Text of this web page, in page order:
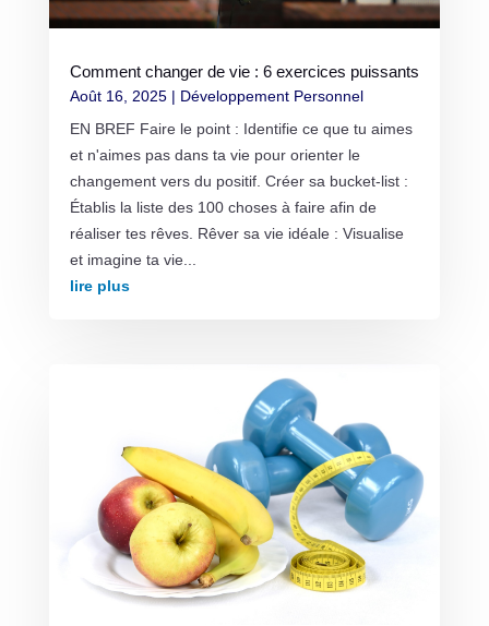
Comment changer de vie : 6 exercices puissants
Août 16, 2025| Développement Personnel
EN BREF Faire le point : Identifie ce que tu aimes
et n'aimes pas dans ta vie pour orienter le
changement vers du positif. Créer sa bucket-list :
Établis la liste des 100 choses à faire afin de
réaliser tes rêves. Rêver sa vie idéale : Visualise
et imagine ta vie...
lire plus